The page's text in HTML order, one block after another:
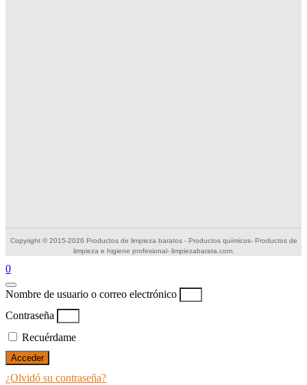
Copyright © 2015-2026 Productos de limpieza baratos - Productos químicos- Productos de
limpieza e higiene profesional- limpiezabarata.com.
0
Nombre de usuario o correo electrónico
Contraseña
Recuérdame
Acceder
¿Olvidó su contraseña?